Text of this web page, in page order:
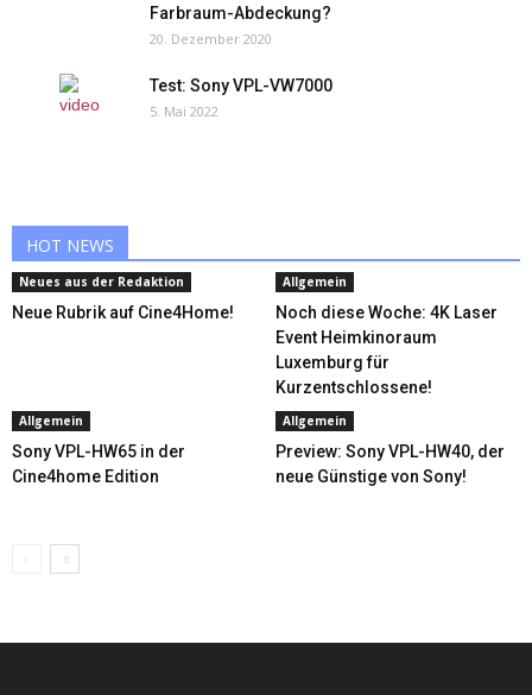
Farbraum-Abdeckung?
20. Dezember 2020
Test: Sony VPL-VW7000
5. Mai 2022
HOT NEWS
Neues aus der Redaktion
Neue Rubrik auf Cine4Home!
Allgemein
Noch diese Woche: 4K Laser
Event Heimkinoraum
Luxemburg für
Kurzentschlossene!
Allgemein
Sony VPL-HW65 in der
Cine4home Edition
Allgemein
Preview: Sony VPL-HW40, der
neue Günstige von Sony!